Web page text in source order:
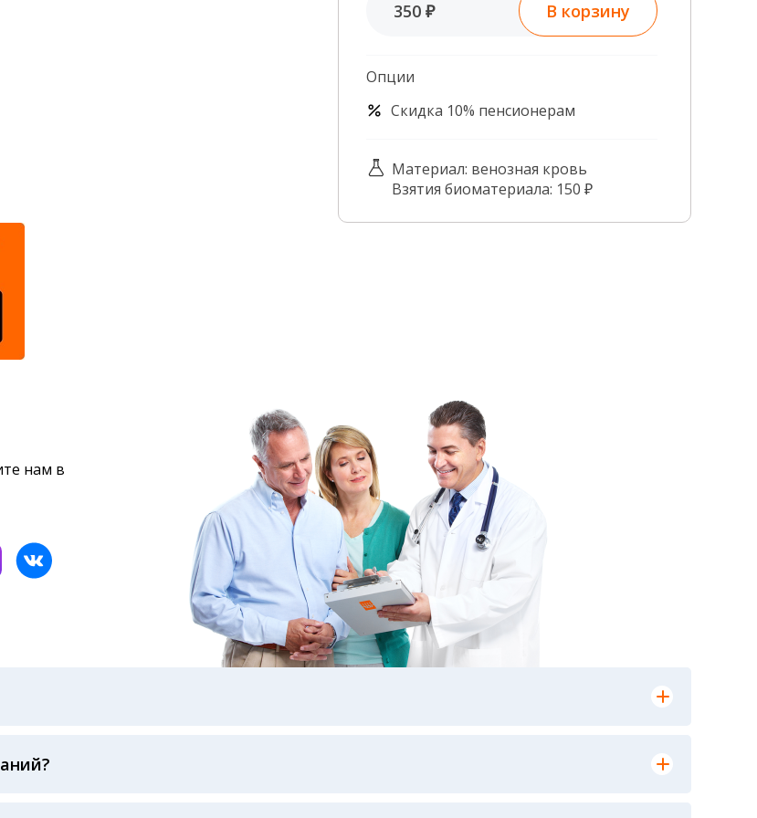
350 ₽ В корзину
Опции
Скидка 10% пенсионерам
Материал: венозная кровь
Взятия биоматериала: 150 ₽
нам в
соблюдением международных стандартов выполнения лабораторных исследований и